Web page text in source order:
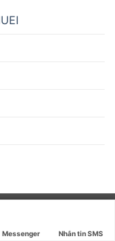
hàng - Đổi trả
Messenger Nhắn tin SMS